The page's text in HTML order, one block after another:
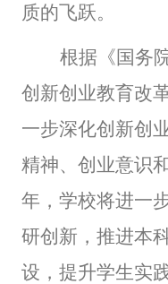
质的飞跃。
根据 《国务
创新创业教育改
一步深化创新创
精神、创业意识
年，学校将进一
研创新，推进本
设，提升学生实